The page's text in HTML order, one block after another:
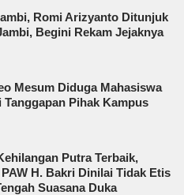
Romi Arizyanto Ditunjuk
Begini Rekam Jejaknya
Mesum Diduga Mahasiswa
Tanggapan Pihak Kampus
Putra Terbaik,
H. Bakri Dinilai Tidak Etis
Suasana Duka